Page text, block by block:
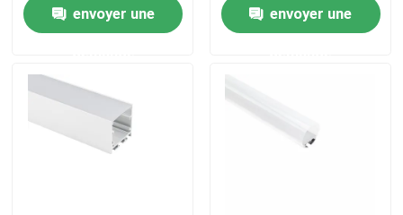
Maison
Produits
Au sujet de nous
envoyer une
menée envoyer une